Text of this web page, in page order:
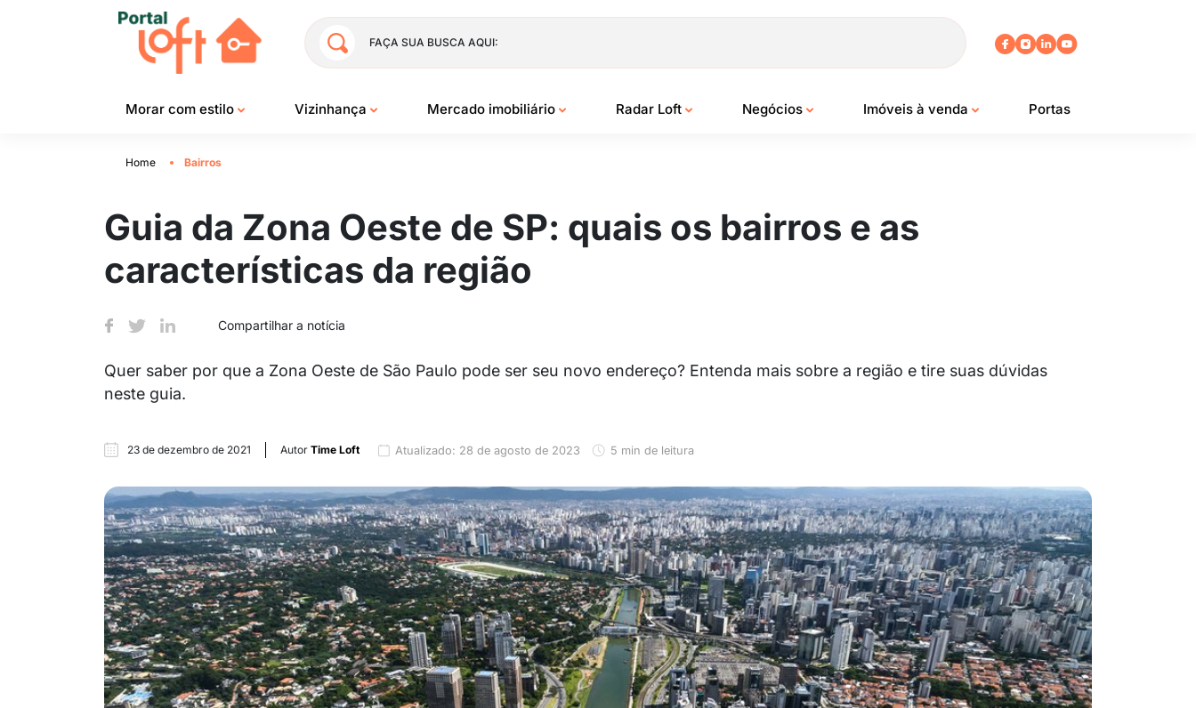
FAÇA SUA BUSCA AQUI:
Morar com estilo Vizinhança Mercado imobiliário Radar Loft Negócios Imóveis à venda Portas
Home Bairros
Guia da Zona Oeste de SP: quais os bairros e as
características da região
Compartilhar a notícia
Quer saber por que a Zona Oeste de São Paulo pode ser seu novo endereço? Entenda mais sobre a região e tire suas dúvidas
neste guia.
23 de dezembro de 2021 Autor Time Loft Atualizado: 28 de agosto de 2023 5 min de leitura